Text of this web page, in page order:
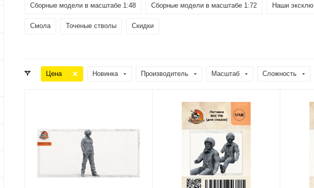
Сборные модели в масштабе 1:48 Сборные модели в масштабе 1:72 Наши
Смола Точеные стволы Скидки
Цена Новинка Производитель Масштаб Сложность